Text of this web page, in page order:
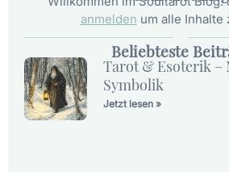
anmelden um alle Inhalte
Beliebteste
Tarot & Esoterik –
Symbolik
Jetzt lesen »